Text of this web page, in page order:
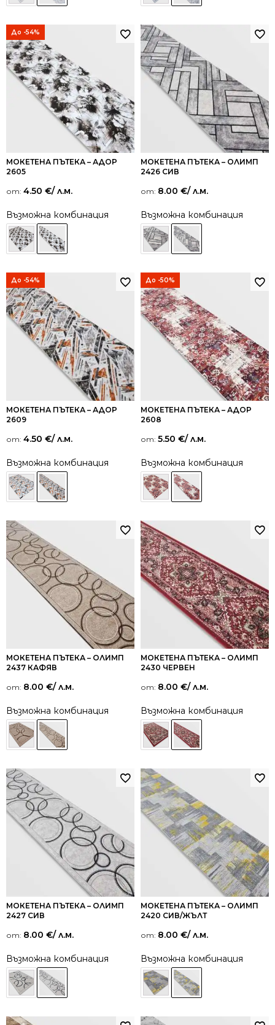
До -54%
МОКЕТЕНА ПЪТЕКА – АДОР
2605
от: 4.50 €/ л.м.
Възможна комбинация
МОКЕТЕНА ПЪТЕКА – ОЛИМП
2426 СИВ
от: 8.00 €/ л.м.
Възможна комбинация
До -54%
МОКЕТЕНА ПЪТЕКА – АДОР
2609
от: 4.50 €/ л.м.
Възможна комбинация
До -50%
МОКЕТЕНА ПЪТЕКА – АДОР
2608
от: 5.50 €/ л.м.
Възможна комбинация
МОКЕТЕНА ПЪТЕКА – ОЛИМП
2437 КАФЯВ
от: 8.00 €/ л.м.
Възможна комбинация
МОКЕТЕНА ПЪТЕКА – ОЛИМП
2430 ЧЕРВЕН
от: 8.00 €/ л.м.
Възможна комбинация
МОКЕТЕНА ПЪТЕКА – ОЛИМП
2427 СИВ
от: 8.00 €/ л.м.
Възможна комбинация
МОКЕТЕНА ПЪТЕКА – ОЛИМП
2420 СИВ/ЖЪЛТ
от: 8.00 €/ л.м.
Възможна комбинация